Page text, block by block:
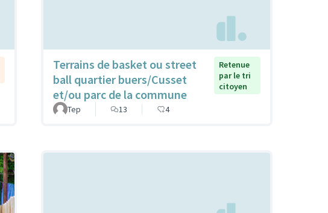
Terrains de basket ou street
ball quartier buers/Cusset
et/ou parc de la commune
Retenue
par le tri
citoyen
Tep 13 4